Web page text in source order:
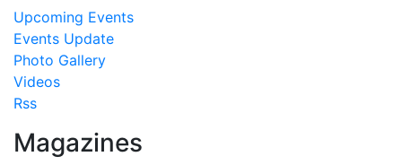
Upcoming Events
Events Update
Photo Gallery
Videos
Rss
Magazines